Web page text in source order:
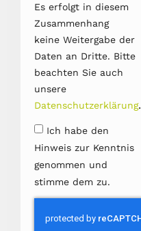
Es erfolgt in diesem
Zusammenhang
keine Weitergabe der
Daten an Dritte. Bitte
beachten Sie auch
unsere
Datenschutzerklärung.
Ich habe den
Hinweis zur Kenntnis
genommen und
stimme dem zu.